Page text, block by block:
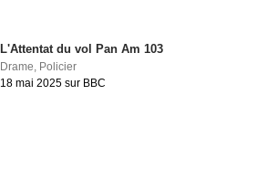
L'Attentat du vol Pan Am 103
Drame Policier
18 mai 2025 sur BBC